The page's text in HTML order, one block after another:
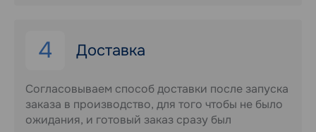
4 Доставка
Согласовываем способ доставки после запуска
заказа в производство, для того чтобы не было
ожидания, и готовый заказ сразу был